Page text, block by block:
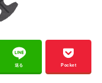
送る Pocket